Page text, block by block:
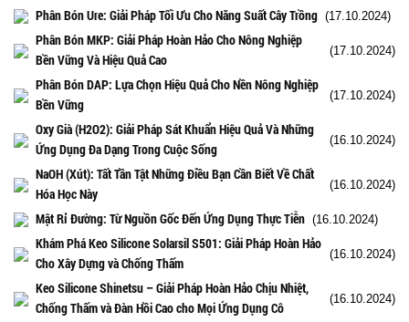
Phân Bón Ure: Giải Pháp Tối Ưu Cho Năng Suất Cây Trồng (17.10.2024)
Phân Bón MKP: Giải Pháp Hoàn Hảo Cho Nông Nghiệp
Bền Vững Và Hiệu Quả Cao
(17.10.2024)
Phân Bón DAP: Lựa Chọn Hiệu Quả Cho Nền Nông Nghiệp
Bền Vững
(17.10.2024)
Oxy Già (H2O2): Giải Pháp Sát Khuẩn Hiệu Quả Và Những
Ứng Dụng Đa Dạng Trong Cuộc Sống
(16.10.2024)
NaOH (Xút): Tất Tần Tật Những Điều Bạn Cần Biết Về Chất
Hóa Học Này
(16.10.2024)
Mật Rỉ Đường: Từ Nguồn Gốc Đến Ứng Dụng Thực Tiễn (16.10.2024)
Khám Phá Keo Silicone Solarsil S501: Giải Pháp Hoàn Hảo
Cho Xây Dựng và Chống Thấm
(16.10.2024)
Keo Silicone Shinetsu – Giải Pháp Hoàn Hảo Chịu Nhiệt,
Chống Thấm và Đàn Hồi Cao cho Mọi Ứng Dụng Cô
(16.10.2024)